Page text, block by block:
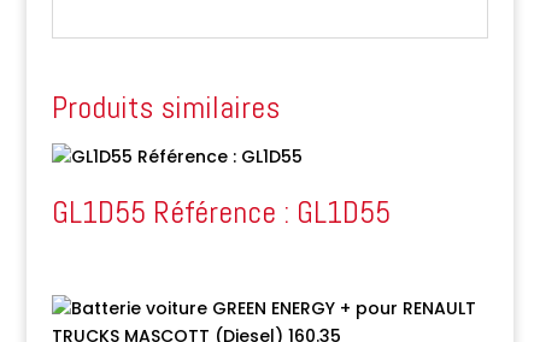
Produits similaires
GL1D55 Référence : GL1D55